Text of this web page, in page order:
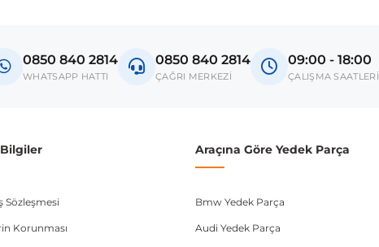
0850 840 2814
WHATSAPP HATTI
0850 840 2814
ÇAĞRI MERKEZİ
09:00 - 18:00
ÇALIŞMA SAATLERİ
Sözleşmesi
Korunması
Araçına Göre Yedek Parça
Bmw Yedek Parça
Audi Yedek Parça